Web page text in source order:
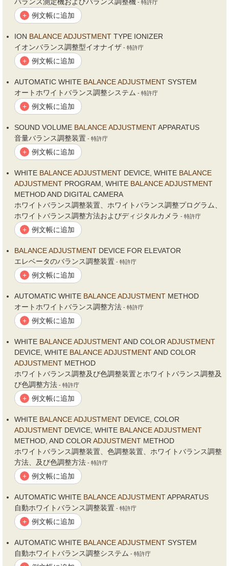
- 特許庁
+ 例文帳に追加
ION BALANCEADJUSTMENT TYPE IONIZER
イオンバランス調整型イオナイザ - 特許庁
+ 例文帳に追加
AUTOMATIC WHITE BALANCEADJUSTMENT SYSTEM
オートホワイトバランス調整システム - 特許庁
+ 例文帳に追加
SOUND VOLUME BALANCEADJUSTMENTAPPARATUS
音量バランス調整装置 - 特許庁
+ 例文帳に追加
WHITE BALANCEADJUSTMENT DEVICE, WHITE BALANCE
ADJUSTMENT PROGRAM, WHITE BALANCEADJUSTMENT
METHOD AND DIGITAL CAMERA
ホワイトバランス調整装置、ホワイトバランス調整プログラム、
ホワイトバランス調整方法およびディジタルカメラ - 特許庁
+ 例文帳に追加
BALANCEADJUSTMENT DEVICE FOR ELEVATOR
エレベータのバランス調整装置 - 特許庁
+ 例文帳に追加
AUTOMATIC WHITE BALANCEADJUSTMENT METHOD
オートホワイトバランス調整方法 - 特許庁
+ 例文帳に追加
WHITE BALANCEADJUSTMENTAND COLOR ADJUSTMENT
DEVICE, WHITE BALANCEADJUSTMENTAND COLOR
ADJUSTMENT METHOD
ホワイトバランス調整及び色調整装置とホワイトバランス調整及
び色調整方法 - 特許庁
+ 例文帳に追加
WHITE BALANCEADJUSTMENT DEVICE, COLOR
ADJUSTMENT DEVICE, WHITE BALANCEADJUSTMENT
METHOD, AND COLOR ADJUSTMENT METHOD
ホワイトバランス調整装置、色調整装置、ホワイトバランス調整
方法、及び色調整方法 - 特許庁
+ 例文帳に追加
AUTOMATIC WHITE BALANCEADJUSTMENTAPPARATUS
自動ホワイトバランス調整装置 - 特許庁
+ 例文帳に追加
AUTOMATIC WHITE BALANCEADJUSTMENT SYSTEM
自動ホワイトバランス調整システム - 特許庁